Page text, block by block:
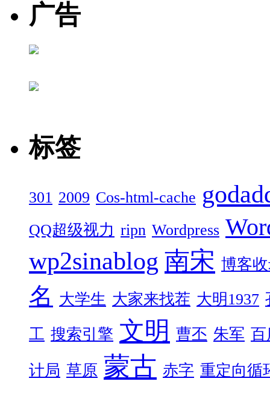
广告
标签
301 2009 Cos-html-cache
QQ超级视力 ripn Wordpress
wp2sinablog 南宋 博客
名 大学生 大家来找茬 大明1937
工 搜索引擎 文明 曹丕 朱军 百
计局 草原 蒙古 赤字 重定向循